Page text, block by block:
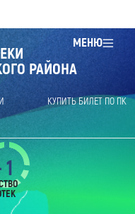
МЕНЮ
РАЙОНА
КУПИТЬ БИЛЕТ ПО ПК
1